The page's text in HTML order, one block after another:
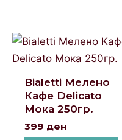
Bialetti Мелено
Кафе Delicato
Мока 250гр.
399 ден